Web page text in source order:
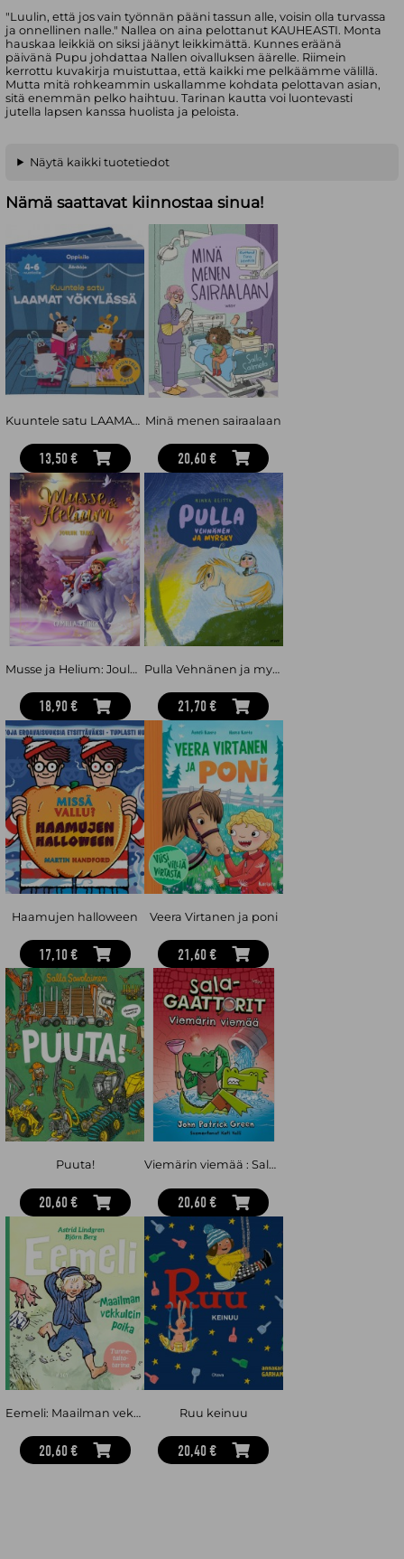
"Luulin, että jos vain työnnän pääni tassun alle, voisin olla turvassa
ja onnellinen nalle." Nallea on aina pelottanut KAUHEASTI. Monta
hauskaa leikkiä on siksi jäänyt leikkimättä. Kunnes eräänä
päivänä Pupu johdattaa Nallen oivalluksen äärelle. Riimein
kerrottu kuvakirja muistuttaa, että kaikki me pelkäämme välillä.
Mutta mitä rohkeammin uskallamme kohdata pelottavan asian,
sitä enemmän pelko haihtuu. Tarinan kautta voi luontevasti
jutella lapsen kanssa huolista ja peloista.
Näytä kaikki tuotetiedot
Nämä saattavat kiinnostaa sinua!
Kuuntele satu LAAMAT YÖKYLÄSSÄ -äänikirja 4-6 v
13,50 €
Minä menen sairaalaan
20,60 €
Musse ja Helium: Joulun taika
18,90 €
Pulla Vehnänen ja myrsky
21,70 €
Haamujen halloween
17,10 €
Veera Virtanen ja poni
21,60 €
Puuta!
20,60 €
Viemärin viemää : Salagaattorit 2
20,60 €
Eemeli: Maailman vekkulein poika
20,60 €
Ruu keinuu
20,40 €